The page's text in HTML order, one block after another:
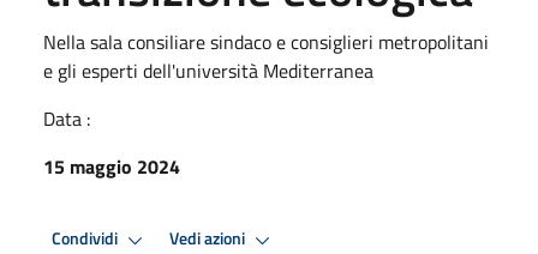
Nella sala consiliare sindaco e consiglieri metropolitani
e gli esperti dell'università Mediterranea
Data :
15 maggio 2024
Condividi Vedi azioni